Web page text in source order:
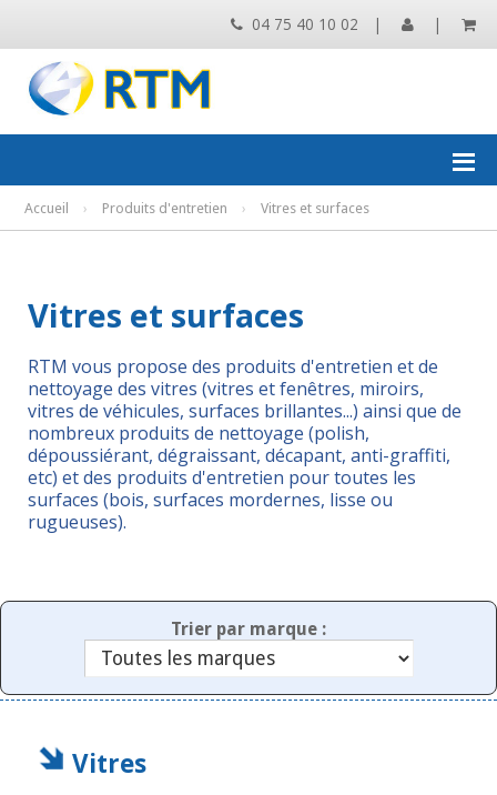
04 75 40 10 02 | |
Accueil › Produits d'entretien › Vitres et surfaces
Vitres et surfaces
RTM vous propose des produits d'entretien et de
nettoyage des vitres (vitres et fenêtres, miroirs,
vitres de véhicules, surfaces brillantes...) ainsi que de
nombreux produits de nettoyage (polish,
dépoussiérant, dégraissant, décapant, anti-graffiti,
etc) et des produits d'entretien pour toutes les
surfaces (bois, surfaces mordernes, lisse ou
rugueuses).
Trier par marque :
Vitres